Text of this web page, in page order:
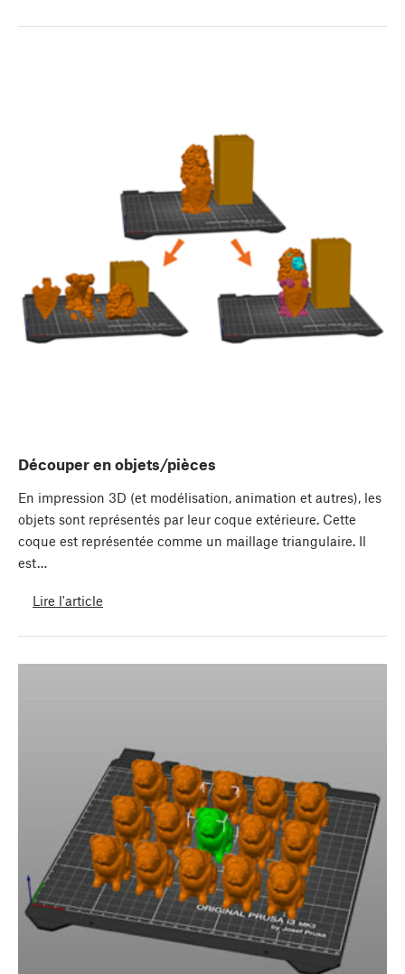
Découper en objets/pièces
En impression 3D (et modélisation, animation et autres), les
objets sont représentés par leur coque extérieure. Cette
coque est représentée comme un maillage triangulaire. Il
est…
Lire l'article